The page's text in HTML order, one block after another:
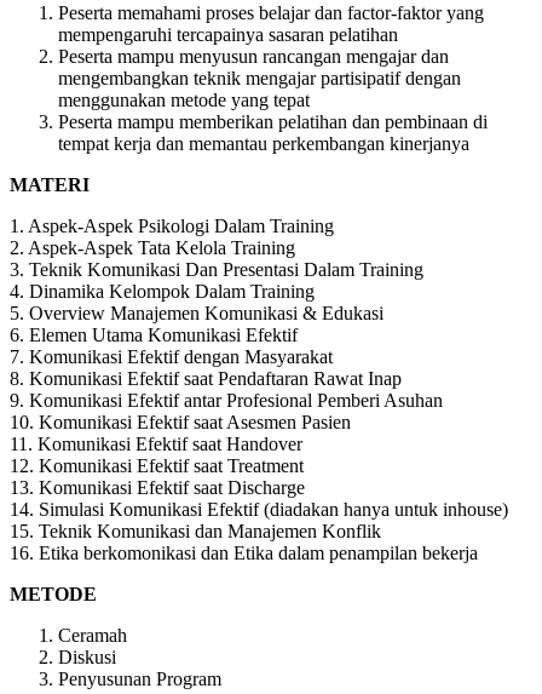
Peserta memahami proses belajar dan factor-faktor yang
mempengaruhi tercapainya sasaran pelatihan
Peserta mampu menyusun rancangan mengajar dan
mengembangkan teknik mengajar partisipatif dengan
menggunakan metode yang tepat
Peserta mampu memberikan pelatihan dan pembinaan di
tempat kerja dan memantau perkembangan kinerjanya
MATERI
1. Aspek-Aspek Psikologi Dalam Training
2. Aspek-Aspek Tata Kelola Training
3. Teknik Komunikasi Dan Presentasi Dalam Training
4. Dinamika Kelompok Dalam Training
5. Overview Manajemen Komunikasi & Edukasi
6. Elemen Utama Komunikasi Efektif
7. Komunikasi Efektif dengan Masyarakat
8. Komunikasi Efektif saat Pendaftaran Rawat Inap
9. Komunikasi Efektif antar Profesional Pemberi Asuhan
10. Komunikasi Efektif saat Asesmen Pasien
11. Komunikasi Efektif saat Handover
12. Komunikasi Efektif saat Treatment
13. Komunikasi Efektif saat Discharge
14. Simulasi Komunikasi Efektif (diadakan hanya untuk inhouse)
15. Teknik Komunikasi dan Manajemen Konflik
16. Etika berkomonikasi dan Etika dalam penampilan bekerja
METODE
Ceramah
Diskusi
Penyusunan Program